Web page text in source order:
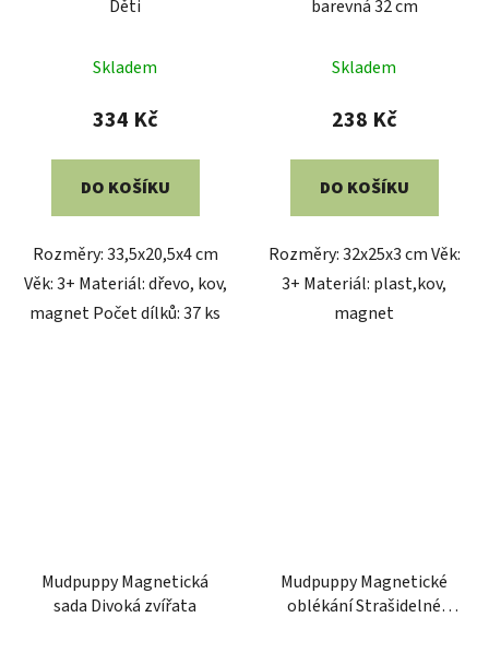
Děti
Skladem
334 Kč
DO KOŠÍKU
Rozměry: 33,5x20,5x4 cm
Věk: 3+ Materiál: dřevo, kov,
magnet Počet dílků: 37 ks
barevná 32 cm
Skladem
238 Kč
DO KOŠÍKU
Rozměry: 32x25x3 cm Věk:
3+ Materiál: plast,kov,
magnet
Mudpuppy Magnetická
sada Divoká zvířata
Mudpuppy Magnetické
oblékání Strašidelné